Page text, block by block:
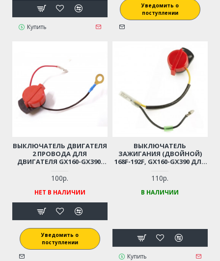
Купить
Уведомить о
поступлении
ВЫКЛЮЧАТЕЛЬ ДВИГАТЕЛЯ
2 ПРОВОДА ДЛЯ
ДВИГАТЕЛЯ GX160-GX390,
100р.
НЕТ В НАЛИЧИИ
Уведомить о
поступлении
ВЫКЛЮЧАТЕЛЬ
ЗАЖИГАНИЯ (ДВОЙНОЙ)
168F-192F, GX160-GX390 ДЛЯ
/ ВИБРОПЛИТЫ И ПР.
110р.
В НАЛИЧИИ
Купить